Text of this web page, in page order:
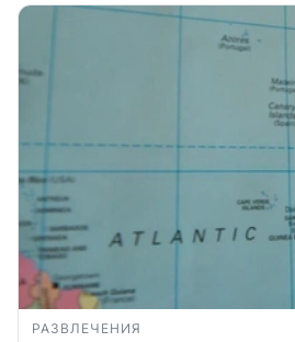
РАЗВЛЕЧЕНИЯ